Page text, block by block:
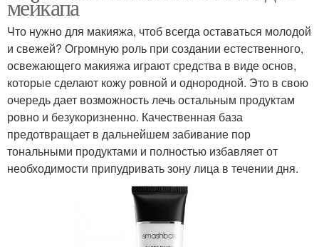
мейкапа
Что нужно для макияжа, чтоб всегда оставаться молодой
и свежей? Огромную роль при создании естественного,
освежающего макияжа играют средства в виде основ,
которые сделают кожу ровной и однородной. Это в свою
очередь дает возможность лечь остальным продуктам
ровно и безукоризненно. Качественная база
предотвращает в дальнейшем забивание пор
тональными продуктами и полностью избавляет от
необходимости припудривать зону лица в течении дня.